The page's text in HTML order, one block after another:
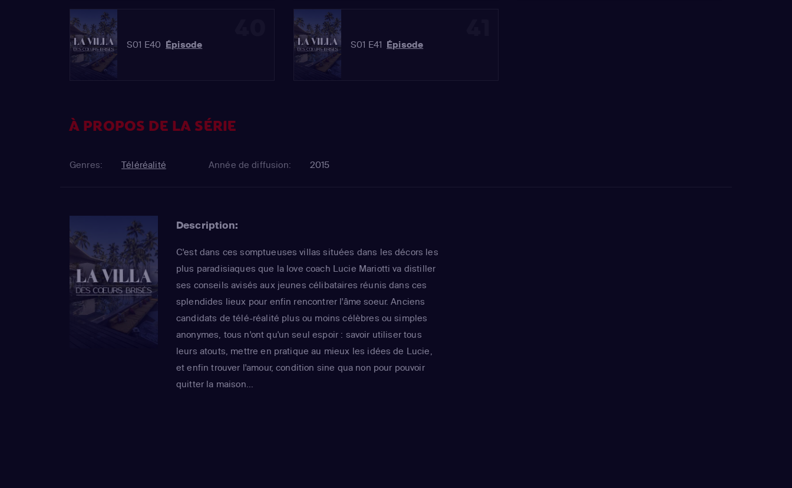
S01 E40 Épisode S01 E41 Épisode
À PROPOS DE LA SÉRIE
Genres: Téléréalité Année de diffusion: 2015
Description:
C'est dans ces somptueuses villas situées dans les décors les
plus paradisiaques que la love coach Lucie Mariotti va distiller
ses conseils avisés aux jeunes célibataires réunis dans ces
splendides lieux pour enfin rencontrer l'âme soeur. Anciens
candidats de télé-réalité plus ou moins célèbres ou simples
anonymes, tous n'ont qu'un seul espoir : savoir utiliser tous
leurs atouts, mettre en pratique au mieux les idées de Lucie,
et enfin trouver l'amour, condition sine qua non pour pouvoir
quitter la maison...